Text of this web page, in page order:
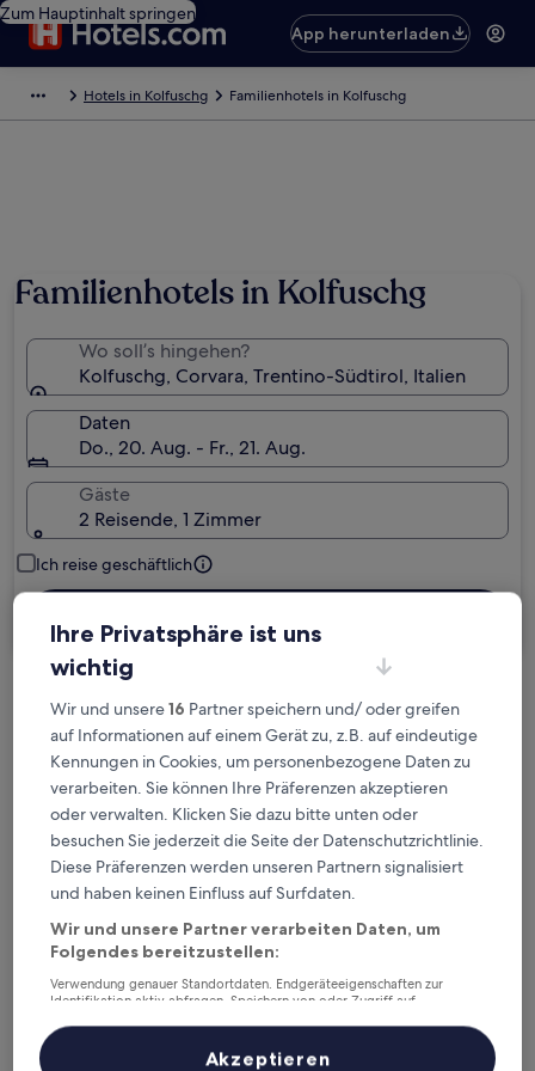
Zum Hauptinhalt springen
App herunterladen
Hotels in Kolfuschg Familienhotels in Kolfuschg
Familienhotels in Kolfuschg
Wo soll’s hingehen?
Kolfuschg, Corvara, Trentino-Südtirol, Italien
Daten
Do., 20. Aug. - Fr., 21. Aug.
Gäste
2 Reisende, 1 Zimmer
Ich reise geschäftlich
Kostenlose Stornierung bei
Planänderungen
Verdiene Prämien für jede
wahrgenommene Übernachtung
Mehr sparen mit Preisen für Mitglieder
Überprüfe die Preise für diese Daten
Ihre Privatsphäre ist uns
wichtig
Wir und unsere16 Partner speichern und/ oder greifen
auf Informationen auf einem Gerät zu, z.B. auf eindeutige
Kennungen in Cookies, um personenbezogene Daten zu
verarbeiten. Sie können Ihre Präferenzen akzeptieren
oder verwalten. Klicken Sie dazu bitte unten oder
besuchen Sie jederzeit die Seite der Datenschutzrichtlinie.
Diese Präferenzen werden unseren Partnern signalisiert
und haben keinen Einfluss auf Surfdaten.
Wir und unsere Partner verarbeiten Daten, um
Folgendes bereitzustellen:
Verwendung genauer Standortdaten. Endgeräteeigenschaften zur
Identifikation aktiv abfragen. Speichern von oder Zugriff auf
Inhalte, Messung von Werbeleistung und der Performance von Inhalten,
Zielgruppenforschung sowie Entwicklung und Verbesserung von
Akzeptieren